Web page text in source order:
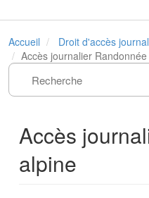
Accueil
Droit d'accès
Accès journalier
Accès
alpine